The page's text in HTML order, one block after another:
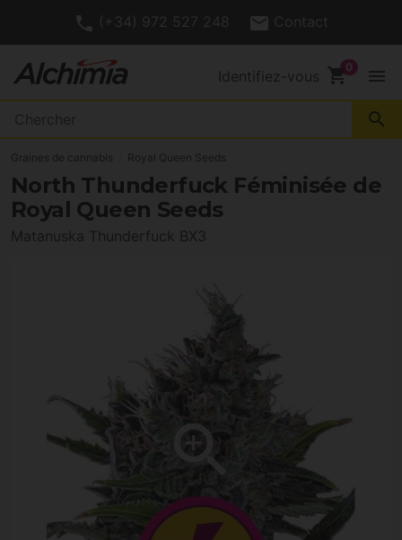
(+34) 972 527 248 Contact
Identifiez-vous shopping_cart menu
search
Graines de cannabis Royal Queen Seeds
North Thunderfuck Féminisée de
Royal Queen Seeds
Matanuska Thunderfuck BX3